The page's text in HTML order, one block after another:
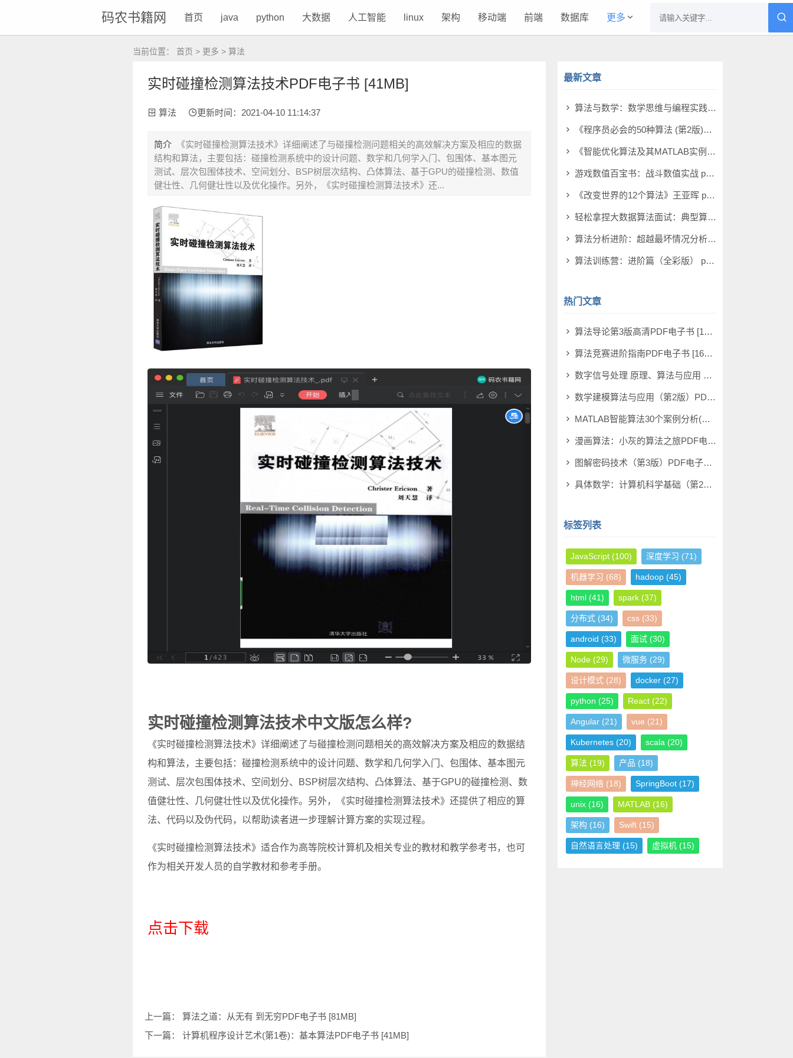
码农书籍网 首页 java python 大数据 人工智能 linux 架构 移动端 前端 数据库 更多
当前位置： 首页 > 更多 > 算法
实时碰撞检测算法技术PDF电子书 [41MB]
算法 更新时间：2021-04-10 11:14:37
简介
《实时碰撞检测算法技术》详细阐述了与碰撞检测问题相关的高效解决方案及相应的数据
结构和算法，主要包括：碰撞检测系统中的设计问题、数学和几何学入门、包围体、基本图元
测试、层次包围体技术、空间划分、BSP树层次结构、凸体算法、基于GPU的碰撞检测、数值
健壮性、几何健壮性以及优化操作。另外，《实时碰撞检测算法技术》还...
实时碰撞检测算法技术中文版怎么样?
《实时碰撞检测算法技术》详细阐述了与碰撞检测问题相关的高效解决方案及相应的数据结
构和算法，主要包括：碰撞检测系统中的设计问题、数学和几何学入门、包围体、基本图元
测试、层次包围体技术、空间划分、BSP树层次结构、凸体算法、基于GPU的碰撞检测、数
值健壮性、几何健壮性以及优化操作。另外，《实时碰撞检测算法技术》还提供了相应的算
法、代码以及伪代码，以帮助读者进一步理解计算方案的实现过程。
《实时碰撞检测算法技术》适合作为高等院校计算机及相关专业的教材和教学参考书，也可
作为相关开发人员的自学教材和参考手册。
点击下载
上一篇： 算法之道：从无有 到无穷PDF电子书 [81MB]
下一篇： 计算机程序设计艺术(第1卷)：基本算法PDF电子书 [41MB]
最新文章
算法与数学：数学思维与编程实践 pdf电子书[11MB]
《程序员必会的50种算法 (第2版)》伊姆兰·艾哈迈德 pdf电子书[65MB]
《智能优化算法及其MATLAB实例（第4版）》包子阳 pdf电子书[5MB]
游戏数值百宝书：战斗数值实战 pdf电子书[5MB]
《改变世界的12个算法》王亚晖 pdf电子书[5MB]
轻松拿捏大数据算法面试：典型算法面试题全解及面试指导 pdf电子书[44MB]
算法分析进阶：超越最坏情况分析 pdf电子书[435MB]
算法训练营：进阶篇（全彩版） pdf电子书[156MB]
热门文章
算法导论第3版高清PDF电子书 [137MB]
算法竞赛进阶指南PDF电子书 [162MB]
数字信号处理 原理、算法与应用 第4版PDF电子书 [126MB]
数学建模算法与应用（第2版）PDF电子书 [66MB]
MATLAB智能算法30个案例分析(第2版)PDF电子书 [62MB]
漫画算法：小灰的算法之旅PDF电子书 [30MB]
图解密码技术（第3版）PDF电子书 [59MB]
具体数学：计算机科学基础（第2版）PDF电子书 [80MB]
标签列表
JavaScript (100) 深度学习 (71)
机器学习 (68) hadoop (45)
html (41) spark (37)
分布式 (34) css (33)
android (33) 面试 (30)
Node (29) 微服务 (29)
设计模式 (28) docker (27)
python (25) React (22)
Angular (21) vue (21)
Kubernetes (20) scala (20)
算法 (19) 产品 (18)
神经网络 (18) SpringBoot (17)
unix (16) MATLAB (16)
架构 (16) Swift (15)
自然语言处理 (15) 虚拟机 (15)